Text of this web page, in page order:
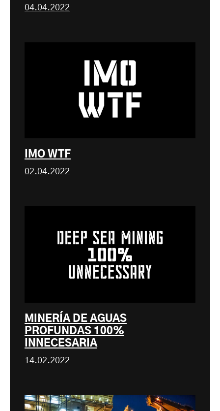
04.04.2022
IMO WTF
02.04.2022
MINERÍA DE AGUAS
PROFUNDAS 100%
INNECESARIA
14.02.2022